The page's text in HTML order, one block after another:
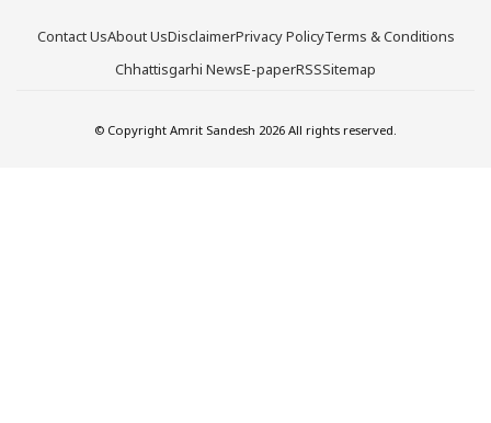
Contact UsAbout UsDisclaimerPrivacy PolicyTerms & Conditions
Chhattisgarhi NewsE-paperRSSSitemap
© Copyright Amrit Sandesh 2026 All rights reserved.